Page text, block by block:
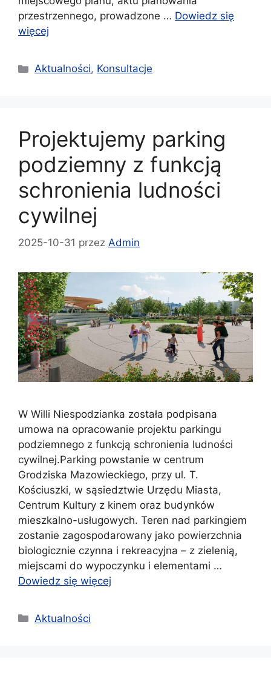
przestrzennego, prowadzone … Dowiedz się
więcej
Kategorie
Aktualności, Konsultacje
Projektujemy parking
podziemny z funkcją
schronienia ludności
cywilnej
2025-10-31 przez Admin
W Willi Niespodzianka została podpisana
umowa na opracowanie projektu parkingu
podziemnego z funkcją schronienia ludności
cywilnej.Parking powstanie w centrum
Grodziska Mazowieckiego, przy ul. T.
Kościuszki, w sąsiedztwie Urzędu Miasta,
Centrum Kultury z kinem oraz budynków
mieszkalno-usługowych. Teren nad parkingiem
zostanie zagospodarowany jako powierzchnia
biologicznie czynna i rekreacyjna – z zielenią,
miejscami do wypoczynku i elementami …
Dowiedz się więcej
Kategorie
Aktualności